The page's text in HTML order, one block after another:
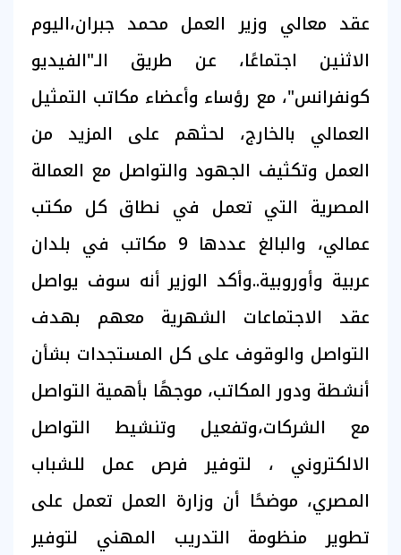
عقد معالي وزير العمل محمد جبران،اليوم
الاثنين اجتماعًا، عن طريق الـ"الفيديو
كونفرانس"، مع رؤساء وأعضاء مكاتب التمثيل
العمالي بالخارج، لحثهم على المزيد من
العمل وتكثيف الجهود والتواصل مع العمالة
المصرية التي تعمل في نطاق كل مكتب
عمالي، والبالغ عددها 9 مكاتب في بلدان
عربية وأوروبية..وأكد الوزير أنه سوف يواصل
عقد الاجتماعات الشهرية معهم بهدف
التواصل والوقوف على كل المستجدات بشأن
أنشطة ودور المكاتب، موجهًا بأهمية التواصل
مع الشركات،وتفعيل وتنشيط التواصل
الالكتروني ، لتوفير فرص عمل للشباب
المصري، موضحًا أن وزارة العمل تعمل على
تطوير منظومة التدريب المهني لتوفير